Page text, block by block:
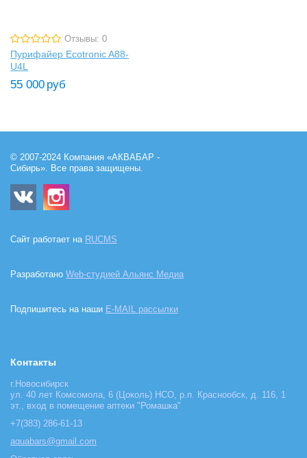
Отзывы: 0
Пурифайер Ecotronic A88-
U4L
55 000 руб
© 2007-2024 Компания «АКВАБАР -
Сибирь». Все права защищены.
Сайт работает на RUCMS
Разработано Web-студией Альянс Медиа
Подпишитесь на наши E-MAIL рассылки
Контакты
г.Новосибирск
ул. 40 лет Комсомола, 6 (Цоколь) НСО, р.п. Краснообск, д. 116, 1
эт., вход в помещение аптеки "Ромашка"
+7(383) 286-61-13
aquabars@gmail.com